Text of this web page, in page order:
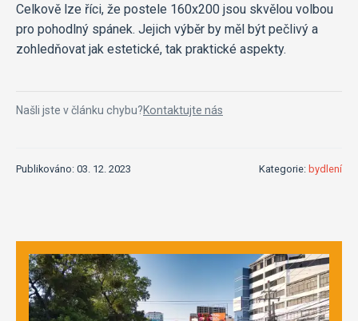
Celkově lze říci, že postele 160x200 jsou skvělou volbou
pro pohodlný spánek. Jejich výběr by měl být pečlivý a
zohledňovat jak estetické, tak praktické aspekty.
Našli jste v článku chybu?Kontaktujte nás
Publikováno: 03. 12. 2023 Kategorie: bydlení